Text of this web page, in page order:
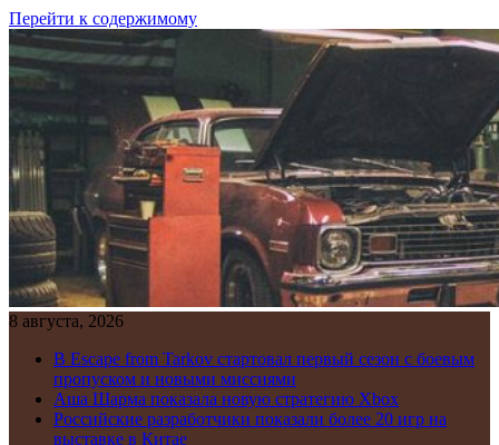
Перейти к содержимому
8 августа, 2026
В Escape from Tarkov стартовал первый сезон с боевым
пропуском и новыми миссиями
Аша Шарма показала новую стратегию Xbox
Российские разработчики показали более 20 игр на
выставке в Китае